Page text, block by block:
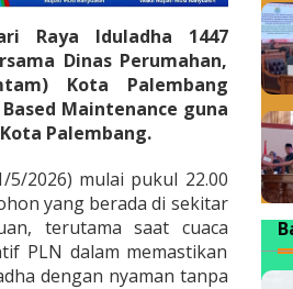
Raya Iduladha 1447
Dinas Perumahan,
Kota Palembang
Maintenance guna
Palembang.
5/2026) mulai pukul 22.00
yang berada di sekitar
terutama saat cuaca
PLN dalam memastikan
dengan nyaman tanpa